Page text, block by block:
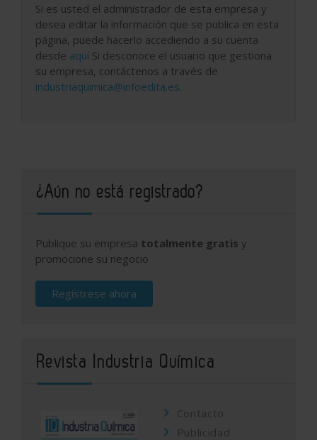
Si es usted el administrador de esta empresa y
desea editar la información que se publica en esta
página, puede hacerlo accediendo a su cuenta
desde aquí Si desconoce el usuario que gestiona
su empresa, contáctenos a través de
industriaquimica@infoedita.es.
¿Aún no está registrado?
Publique su empresa totalmente gratis y
promocione su negocio
Regístrese ahora
Revista Industria Química
Contacto
Publicidad